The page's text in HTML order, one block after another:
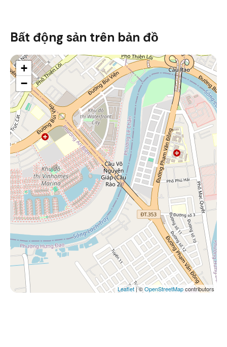
Bất động sản trên bản đồ
+
−
Leaflet| ©OpenStreetMapcontributors